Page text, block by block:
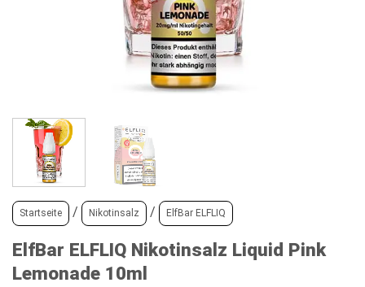
Startseite / Nikotinsalz / ElfBar ELFLIQ
ElfBar ELFLIQ Nikotinsalz Liquid Pink
Lemonade 10ml